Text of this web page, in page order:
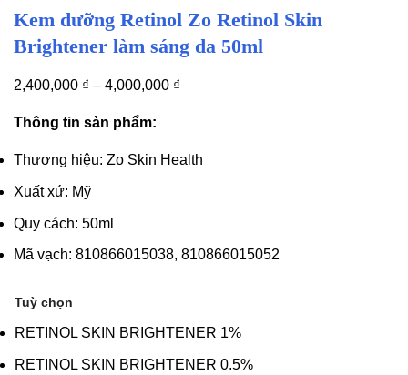
Kem dưỡng Retinol Zo Retinol Skin
Brightener làm sáng da 50ml
2,400,000 ₫ – 4,000,000 ₫
Thông tin sản phẩm:
Thương hiệu: Zo Skin Health
Xuất xứ: Mỹ
Quy cách: 50ml
Mã vạch: 810866015038, 810866015052
Tuỳ chọn
RETINOL SKIN BRIGHTENER 1%
RETINOL SKIN BRIGHTENER 0.5%